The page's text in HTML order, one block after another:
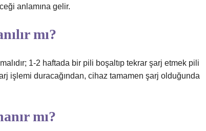
anlamına gelir.
mı?
1-2 haftada bir pili boşaltıp tekrar şarj etmek pili
işlemi duracağından, cihaz tamamen şarj olduğunda
mı?